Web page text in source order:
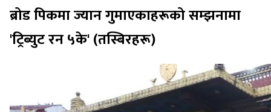
ब्रोड पिकमा ज्यान गुमाएकाहरूको सम्झनामा
'ट्रिब्युट रन ५के' (तस्बिरहरू)